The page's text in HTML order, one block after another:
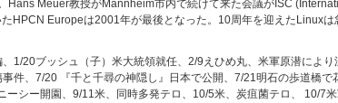
Meuer教授がMannheim市内で続けて来た会議がISC
HPCN Europeは2001年が最後となった。10周年を迎えたLinuxは
1/20ブッシュ（子）米大統領就任、2/9えひめ丸、米軍原潜によ
件、7/20 『千と千尋の神隠し』日本で公開、7/21明石の歩道橋で
ーシー開園、9/11米、同時多発テロ、10/5米、炭疽菌テロ、 10/7